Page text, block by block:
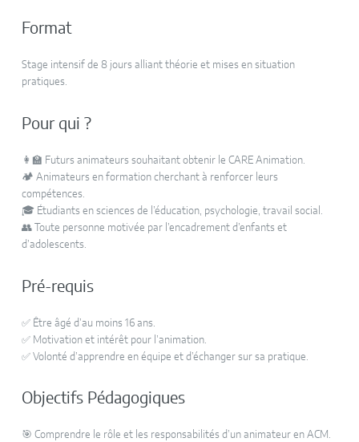
Format
Stage intensif de 8 jours alliant théorie et mises en situation
pratiques.
Pour qui ?
👩‍🏫 Futurs animateurs souhaitant obtenir le CARE Animation.
🏕️ Animateurs en formation cherchant à renforcer leurs
compétences.
🎓 Étudiants en sciences de l’éducation, psychologie, travail social.
👥 Toute personne motivée par l’encadrement d’enfants et
d’adolescents.
Pré-requis
✅ Être âgé d’au moins 16 ans.
✅ Motivation et intérêt pour l’animation.
✅ Volonté d’apprendre en équipe et d’échanger sur sa pratique.
Objectifs Pédagogiques
🎯 Comprendre le rôle et les responsabilités d’un animateur en ACM.